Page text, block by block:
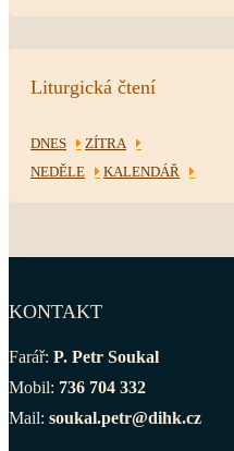
Liturgická čtení
DNES
ZÍTRA
NEDĚLE
KALENDÁŘ
KONTAKT
Farář: P. Petr Soukal
Mobil: 736 704 332
Mail: soukal.petr@dihk.cz